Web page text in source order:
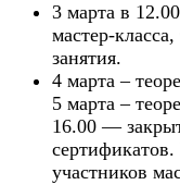
3 марта в
мастер-
занятия.
4 марта –
5 марта –
16.00 —
участников